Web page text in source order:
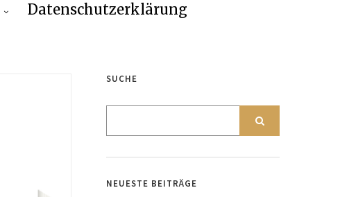
Datenschutzerklärung
SUCHE
NEUESTE BEITRÄGE